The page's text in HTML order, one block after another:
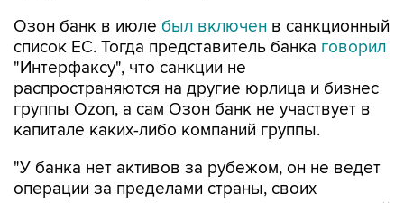
Озон банк в июле был включен в санкционный
список ЕС. Тогда представитель банка говорил
"Интерфаксу", что санкции не
распространяются на другие юрлица и бизнес
группы Ozon, а сам Озон банк не участвует в
капитале каких-либо компаний группы.
"У банка нет активов за рубежом, он не ведет
операции за пределами страны, своих